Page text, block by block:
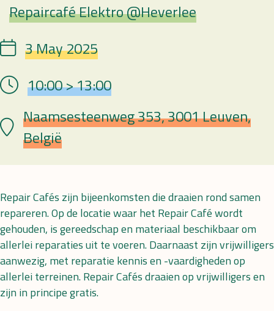
Repair Café
Repaircafé Elektro @Heverlee
Date 3 May 2025
Hour 10:00 > 13:00
Lieu Naamsesteenweg 353, 3001 Leuven,
België
Repair Cafés zijn bijeenkomsten die draaien rond samen
repareren. Op de locatie waar het Repair Café wordt
gehouden, is gereedschap en materiaal beschikbaar om
allerlei reparaties uit te voeren. Daarnaast zijn vrijwilligers
aanwezig, met reparatie kennis en -vaardigheden op
allerlei terreinen. Repair Cafés draaien op vrijwilligers en
zijn in principe gratis.